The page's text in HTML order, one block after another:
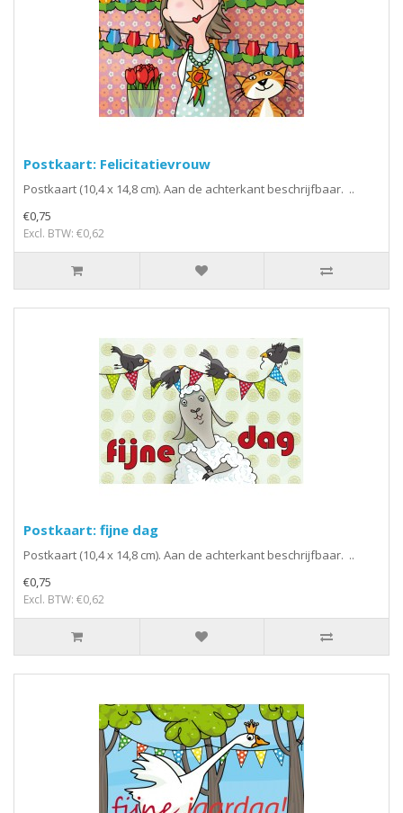
Postkaart: Felicitatievrouw
Postkaart (10,4 x 14,8 cm). Aan de achterkant beschrijfbaar. ..
€0,75
Excl. BTW: €0,62
Postkaart: fijne dag
Postkaart (10,4 x 14,8 cm). Aan de achterkant beschrijfbaar. ..
€0,75
Excl. BTW: €0,62